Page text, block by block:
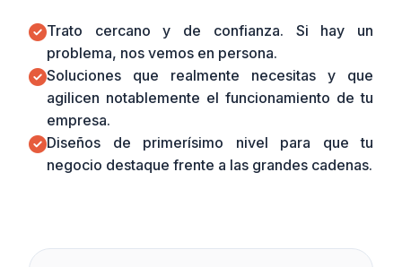
Trato cercano y de confianza. Si hay un
problema, nos vemos en persona.
Soluciones que realmente necesitas y que
agilicen notablemente el funcionamiento de tu
empresa.
Diseños de primerísimo nivel para que tu
negocio destaque frente a las grandes cadenas.